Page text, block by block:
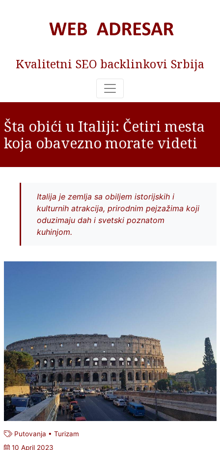
Kvalitetni SEO backlinkovi Srbija
Šta obići u Italiji: Četiri mesta
koja obavezno morate videti
Italija je zemlja sa obiljem istorijskih i
kulturnih atrakcija, prirodnim pejzažima koji
oduzimaju dah i svetski poznatom
kuhinjom.
Putovanja • Turizam
10 April 2023